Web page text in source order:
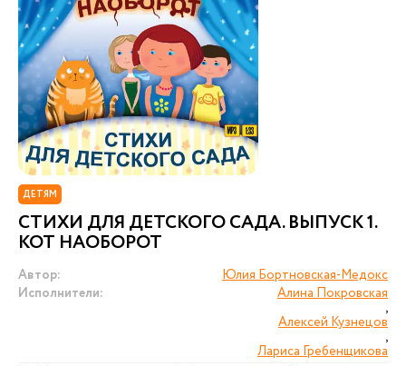
ДЕТЯМ
СТИХИ ДЛЯ ДЕТСКОГО САДА. ВЫПУСК 1.
КОТ НАОБОРОТ
Автор:
Юлия Бортновская-Медокс
Исполнители:
Алина Покровская
,
Алексей Кузнецов
,
Лариса Гребенщикова